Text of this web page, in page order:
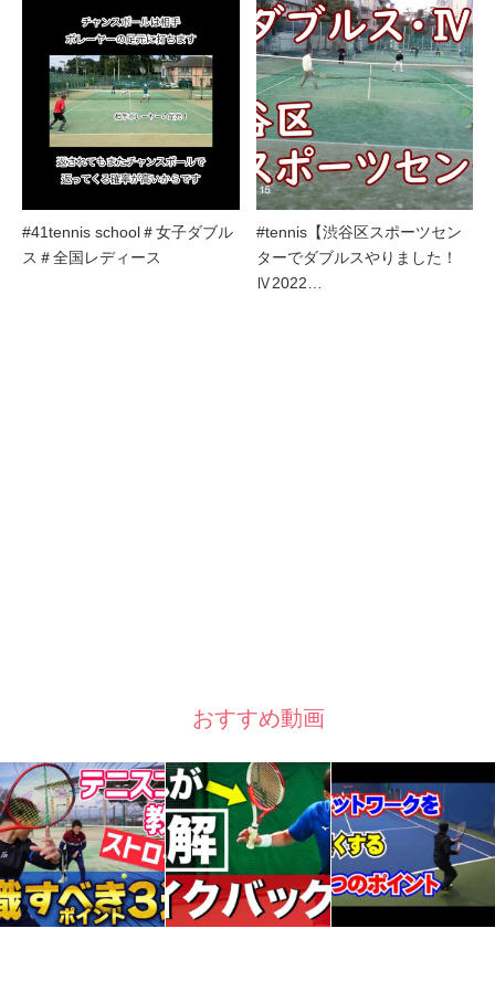
#41tennis school＃女子ダブル
ス＃全国レディース
#tennis【渋谷区スポーツセン
ターでダブルスやりました！
Ⅳ2022…
おすすめ動画